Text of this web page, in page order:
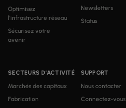
Optimisez
l'infrastructure réseau
Sécurisez votre
avenir
SECTEURS D'ACTIVITÉ
Marchés des capitaux
Fabrication
Newsletters
Status
SUPPORT
Nous contacter
Connectez-vous